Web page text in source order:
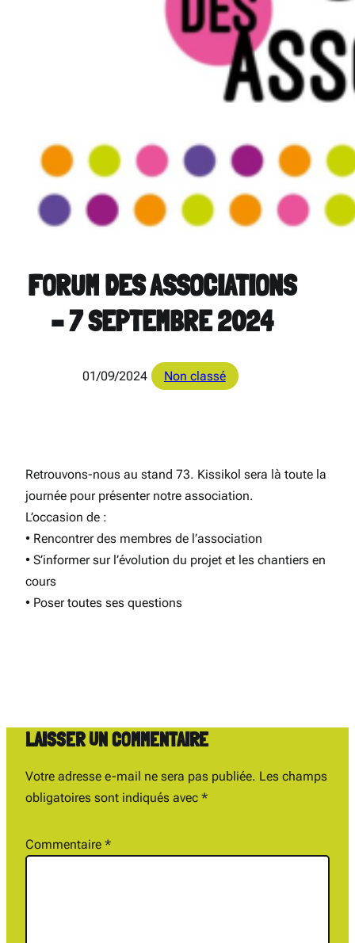
FORUM DES ASSOCIATIONS
– 7 SEPTEMBRE 2024
01/09/2024 Non classé
Retrouvons-nous au stand 73. Kissikol sera là toute la
journée pour présenter notre association.
L’occasion de :
• Rencontrer des membres de l’association
• S’informer sur l’évolution du projet et les chantiers en
cours
• Poser toutes ses questions
LAISSER UN COMMENTAIRE
Votre adresse e-mail ne sera pas publiée. Les champs
obligatoires sont indiqués avec *
Commentaire *